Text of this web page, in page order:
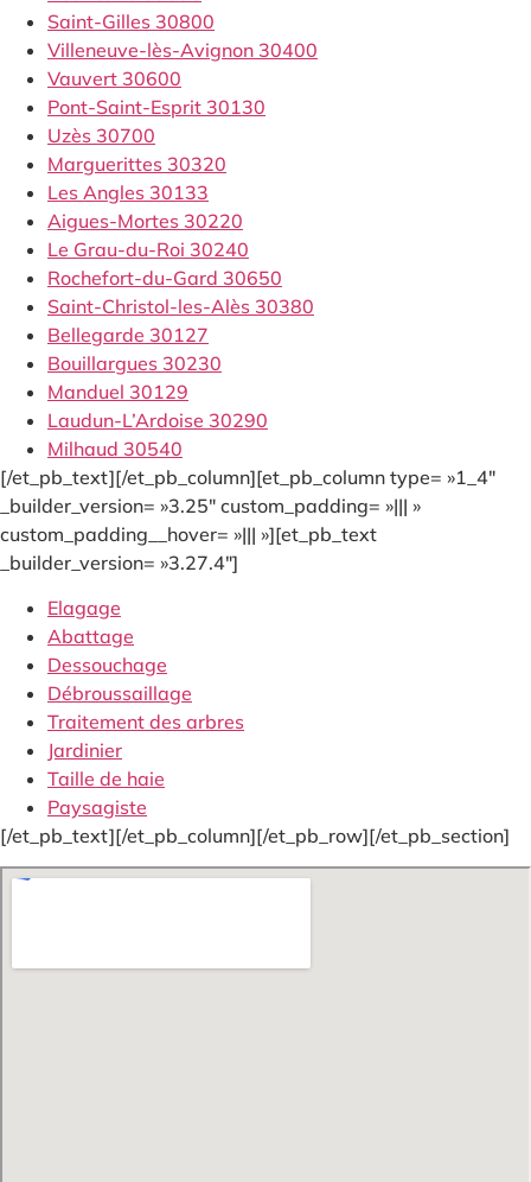
Saint-Gilles 30800
Villeneuve-lès-Avignon 30400
Vauvert 30600
Pont-Saint-Esprit 30130
Uzès 30700
Marguerittes 30320
Les Angles 30133
Aigues-Mortes 30220
Le Grau-du-Roi 30240
Rochefort-du-Gard 30650
Saint-Christol-les-Alès 30380
Bellegarde 30127
Bouillargues 30230
Manduel 30129
Laudun-L’Ardoise 30290
Milhaud 30540
[/et_pb_text][/et_pb_column][et_pb_column type= »1_4″
_builder_version= »3.25″ custom_padding= »||| »
custom_padding__hover= »||| »][et_pb_text
_builder_version= »3.27.4″]
Elagage
Abattage
Dessouchage
Débroussaillage
Traitement des arbres
Jardinier
Taille de haie
Paysagiste
[/et_pb_text][/et_pb_column][/et_pb_row][/et_pb_section]